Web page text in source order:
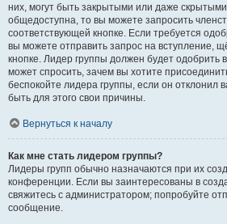
них, могут быть закрытыми или даже
общедоступна, то вы можете запросить
соответствующей кнопке. Если требуется
вы можете отправить запрос на вступление,
кнопке. Лидер группы должен будет одобрить
может спросить, зачем вы хотите
беспокойте лидера группы, если он отклонил
быть для этого свои причины.
Вернуться к началу
Как мне стать лидером группы?
Лидеры групп обычно назначаются при их
конференции. Если вы заинтересованы в
свяжитесь с администратором; попробуйте
сообщение.